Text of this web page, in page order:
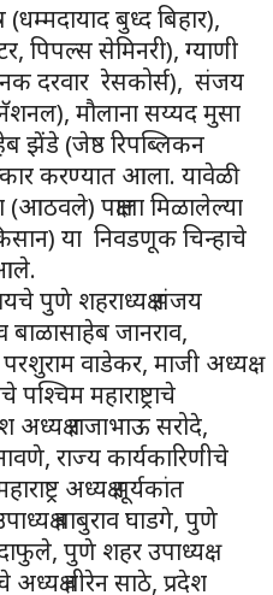
बुध्द बिहार),
पिपल्स सेमिनरी), ग्याणी
दरवार रेसकोर्स), संजय
मौलाना सय्यद मुसा
झेंडे (जेष्ठ रिपब्लिकन
करण्यात आला. यावेळी
पक्षाला मिळालेल्या
या निवडणूक चिन्हाचे
पुणे शहराध्यक्ष संजय
बाळासाहेब जानराव,
वाडेकर, माजी अध्यक्ष
महाराष्ट्राचे
अध्यक्ष राजाभाऊ सरोदे,
राज्य कार्यकारिणीचे
अध्यक्ष सूर्यकांत
बाबुराव घाडगे, पुणे
पुणे शहर उपाध्यक्ष
वीरेन साठे, प्रदेश